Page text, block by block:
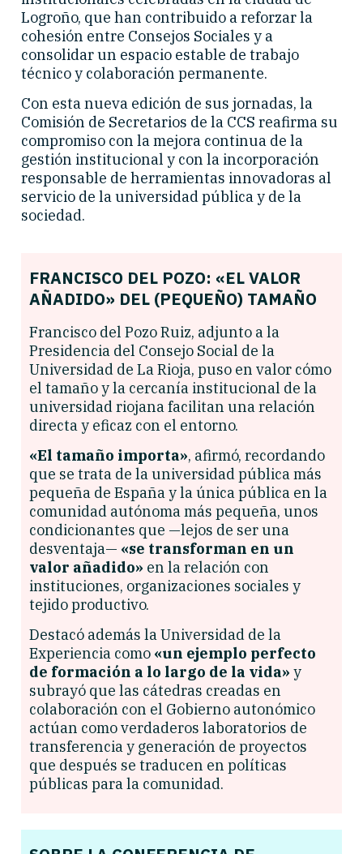
Logroño, que han contribuido a reforzar la
cohesión entre Consejos Sociales y a
consolidar un espacio estable de trabajo
técnico y colaboración permanente.
Con esta nueva edición de sus jornadas, la
Comisión de Secretarios de la CCS reafirma su
compromiso con la mejora continua de la
gestión institucional y con la incorporación
responsable de herramientas innovadoras al
servicio de la universidad pública y de la
sociedad.
FRANCISCO DEL POZO: «EL VALOR
AÑADIDO» DEL (PEQUEÑO) TAMAÑO
Francisco del Pozo Ruiz, adjunto a la
Presidencia del Consejo Social de la
Universidad de La Rioja, puso en valor cómo
el tamaño y la cercanía institucional de la
universidad riojana facilitan una relación
directa y eficaz con el entorno.
«El tamaño importa», afirmó, recordando
que se trata de la universidad pública más
pequeña de España y la única pública en la
comunidad autónoma más pequeña, unos
condicionantes que —lejos de ser una
desventaja— «se transforman en un
valor añadido» en la relación con
instituciones, organizaciones sociales y
tejido productivo.
Destacó además la Universidad de la
Experiencia como «un ejemplo perfecto
de formación a lo largo de la vida» y
subrayó que las cátedras creadas en
colaboración con el Gobierno autonómico
actúan como verdaderos laboratorios de
transferencia y generación de proyectos
que después se traducen en políticas
públicas para la comunidad.